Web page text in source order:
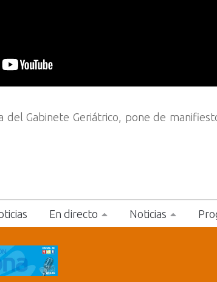
del Gabinete Geriátrico, pone de
En directo Noticias